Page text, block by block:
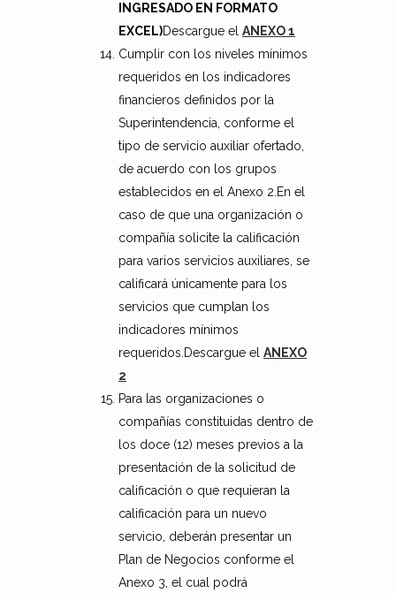
INGRESADO EN FORMATO
EXCEL)Descargue el ANEXO 1
Cumplir con los niveles mínimos
requeridos en los indicadores
financieros definidos por la
Superintendencia, conforme el
tipo de servicio auxiliar ofertado,
de acuerdo con los grupos
establecidos en el Anexo 2.En el
caso de que una organización o
compañía solicite la calificación
para varios servicios auxiliares, se
calificará únicamente para los
servicios que cumplan los
indicadores mínimos
requeridos.Descargue el ANEXO
2
Para las organizaciones o
compañías constituidas dentro de
los doce (12) meses previos a la
presentación de la solicitud de
calificación o que requieran la
calificación para un nuevo
servicio, deberán presentar un
Plan de Negocios conforme el
Anexo 3, el cual podrá